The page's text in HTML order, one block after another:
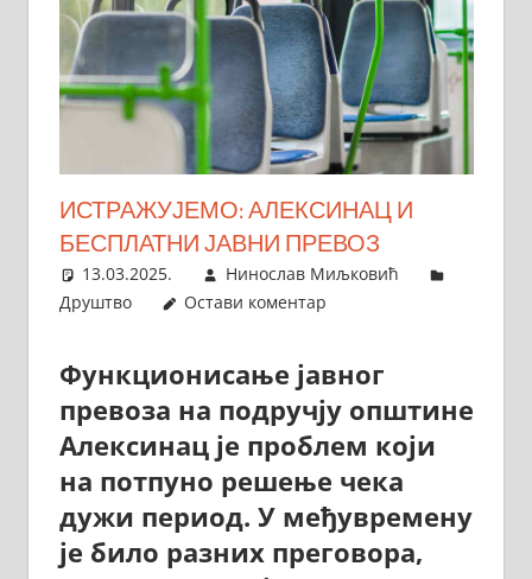
ИСТРАЖУЈЕМО: АЛЕКСИНАЦ И
БЕСПЛАТНИ ЈАВНИ ПРЕВОЗ
13.03.2025.
Нинослав Миљковић
Друштво
Остави коментар
Функционисање јавног
превоза на подручју општине
Алексинац је проблем који
на потпуно решење чека
дужи период. У међувремену
је било разних преговора,